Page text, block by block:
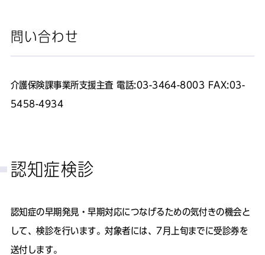
問い合わせ
介護保険課事業所支援主査 電話:03-3464-8003 FAX:03-
5458-4934
認知症検診
認知症の早期発見・早期対応につなげるための気付きの機会と
して、検診を行います。対象者には、7月上旬までに受診券を
送付します。